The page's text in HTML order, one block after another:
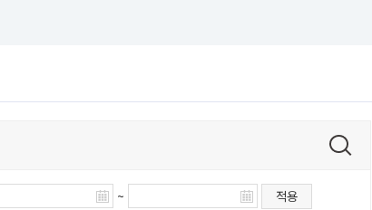
~ 적용